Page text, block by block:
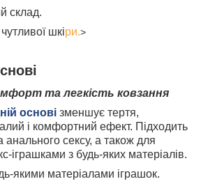
склад.
шкіри.>
та легкість ковзання
основі зменшує тертя,
і комфортний ефект. Підходить
анального сексу, а також для
іграшками з будь-яких матеріалів.
якими матеріалами іграшок.